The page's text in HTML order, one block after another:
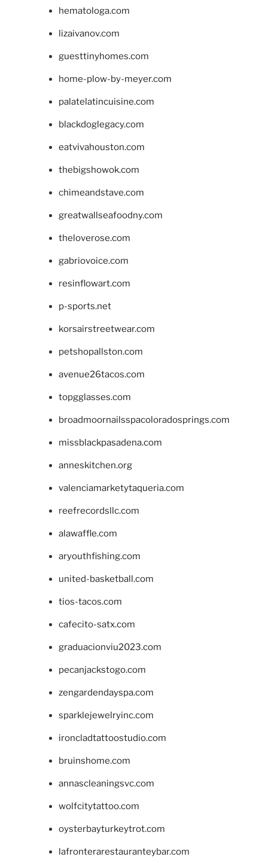
hematologa.com
lizaivanov.com
guesttinyhomes.com
home-plow-by-meyer.com
palatelatincuisine.com
blackdoglegacy.com
eatvivahouston.com
thebigshowok.com
chimeandstave.com
greatwallseafoodny.com
theloverose.com
gabriovoice.com
resinflowart.com
p-sports.net
korsairstreetwear.com
petshopallston.com
avenue26tacos.com
topgglasses.com
broadmoornailsspacoloradosprings.com
missblackpasadena.com
anneskitchen.org
valenciamarketytaqueria.com
reefrecordsllc.com
alawaffle.com
aryouthfishing.com
united-basketball.com
tios-tacos.com
cafecito-satx.com
graduacionviu2023.com
pecanjackstogo.com
zengardendayspa.com
sparklejewelryinc.com
ironcladtattoostudio.com
bruinshome.com
annascleaningsvc.com
wolfcitytattoo.com
oysterbayturkeytrot.com
lafronterarestauranteybar.com